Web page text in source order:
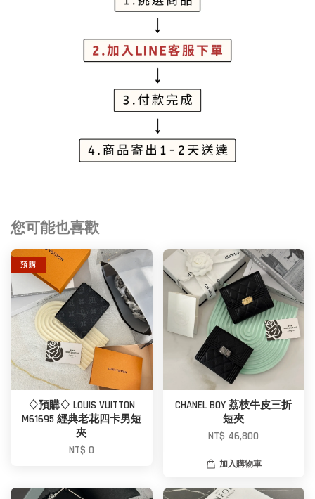
您可能也喜歡
預 購
♢預購♢ LOUIS VUITTON
M61695 經典老花四卡男短
夾
NT$ 0
CHANEL BOY 荔枝牛皮三折
短夾
NT$ 46,800
加入購物車